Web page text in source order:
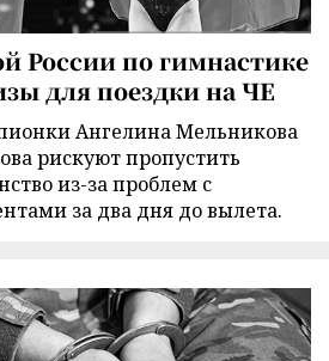
России по гимнастике
для поездки на ЧЕ
Ангелина Мельникова
рискуют пропустить
из-за проблем с
за два дня до вылета.